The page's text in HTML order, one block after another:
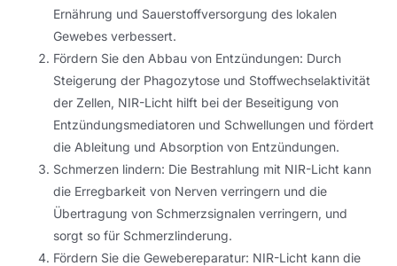
Ernährung und Sauerstoffversorgung des lokalen
Gewebes verbessert.
Fördern Sie den Abbau von Entzündungen: Durch
Steigerung der Phagozytose und Stoffwechselaktivität
der Zellen, NIR-Licht hilft bei der Beseitigung von
Entzündungsmediatoren und Schwellungen und fördert
die Ableitung und Absorption von Entzündungen.
Schmerzen lindern: Die Bestrahlung mit NIR-Licht kann
die Erregbarkeit von Nerven verringern und die
Übertragung von Schmerzsignalen verringern, und
sorgt so für Schmerzlinderung.
Fördern Sie die Gewebereparatur: NIR-Licht kann die